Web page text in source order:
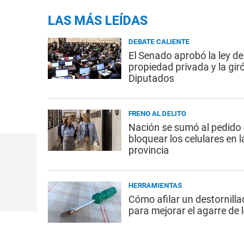
LAS MÁS LEÍDAS
DEBATE CALIENTE
El Senado aprobó la ley
propiedad privada y la
Diputados
FRENO AL DELITO
Nación se sumó al
bloquear los celulares en
provincia
HERRAMIENTAS
Cómo afilar un
para mejorar el agarre de